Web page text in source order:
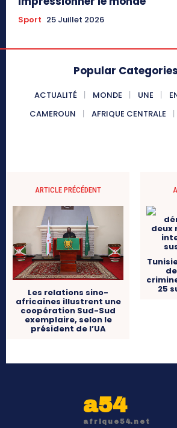
Sport 25 Juillet 2026
Popular Categories
ACTUALITÉ MONDE UNE
CAMEROUN
AFRIQUE CENTRALE
ARTICLE PRÉCÉDENT
Les relations sino-
africaines illustrent une
coopération Sud-Sud
exemplaire, selon le
président de l’UA
25
a54
afrique54.net